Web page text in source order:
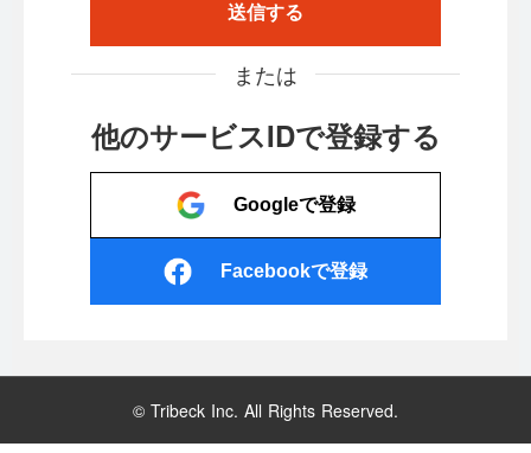
送信する
または
他のサービスIDで登録する
Googleで登録
Facebookで登録
© Tribeck Inc. All Rights Reserved.